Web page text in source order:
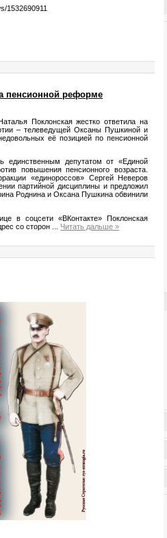
1532690911
пенсионной реформе
Поклонская жестко ответила на
– телеведущей Оксаны Пушкиной и
её позицией по пенсионной
единственным депутатом от «Единой
повышения пенсионного возраста.
«единороссов» Сергей Неверов
партийной дисциплины и предложил
Роднина и Оксана Пушкина обвинили
в соцсети «ВКонтакте» Поклонская
со сторон
Читать дальше »